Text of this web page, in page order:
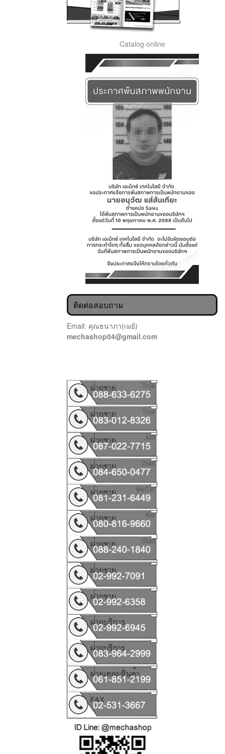
Catalog online
ติดต่อสอบถาม
Email: คุณธนาภา(เมย์)
mechashop04@gmail.com